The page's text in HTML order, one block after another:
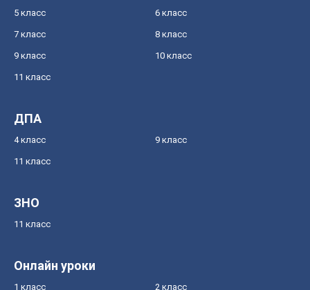
5 класс 6 класс
7 класс 8 класс
9 класс 10 класс
11 класс
ДПА
4 класс 9 класс
11 класс
ЗНО
11 класс
Онлайн уроки
1 класс 2 класс